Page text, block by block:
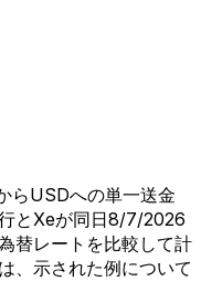
らUSDへの単一送金
とXeが同日8/7/2026
替レートを比較して計
、示された例について